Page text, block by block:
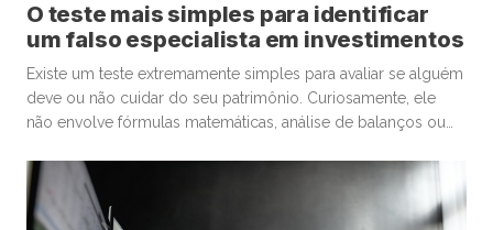
O teste mais simples para identificar
um falso especialista em investimentos
Existe um teste extremamente simples para avaliar se alguém
deve ou não cuidar do seu patrimônio. Curiosamente, ele
não envolve fórmulas matemáticas, análise de balanços ou
mais básica: “Se eu precisasse escolher um médico para
uma cirurgia delicada, levaria em conta os mesmos critérios
que estou utilizando […]